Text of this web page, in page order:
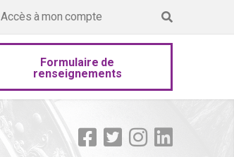
Accès à mon compte
Formulaire de
renseignements